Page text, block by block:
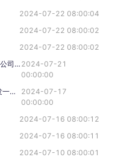
2024-07-22 08:00:04
2024-07-22 08:00:02
2024-07-22 08:00:02
乙公司向丙公司出售商品，收到丙公司开来的商业汇票，乙公司出纳不慎将该商业汇票丢失，则乙公司可以采取的补救措施是（ ）。 2024-07-21
00:00:00
甲公司于2021年12月28日，签发一张3个月后到期的商业汇票给乙公司，则乙公司应于（）前向承兑人提示承兑。
2024-07-17
00:00:00
2024-07-16 08:00:12
2024-07-16 08:00:11
2024-07-10 08:00:01